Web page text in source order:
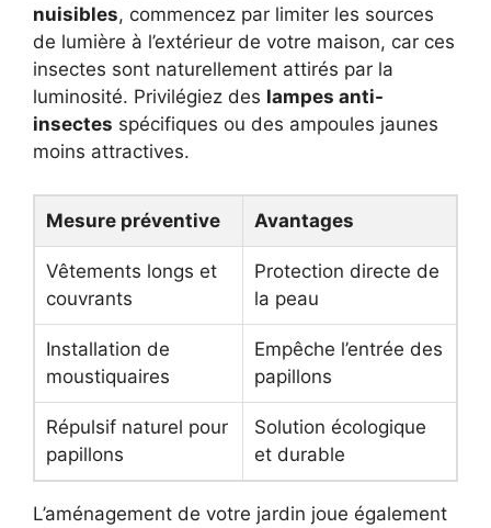
nuisibles, commencez par limiter les sources
de lumière à l’extérieur de votre maison, car ces
insectes sont naturellement attirés par la
luminosité. Privilégiez des lampes anti-
insectes spécifiques ou des ampoules jaunes
moins attractives.
Mesure préventive Avantages
Vêtements longs et
couvrants
Protection directe de
la peau
Installation de
moustiquaires
Empêche l’entrée des
papillons
Répulsif naturel pour
papillons
Solution écologique
et durable
L’aménagement de votre jardin joue également